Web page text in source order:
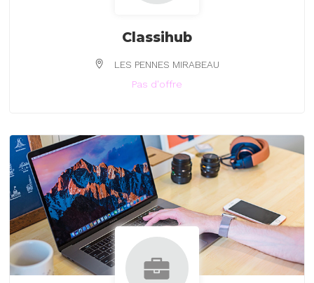
Classihub
LES PENNES MIRABEAU
Pas d'offre